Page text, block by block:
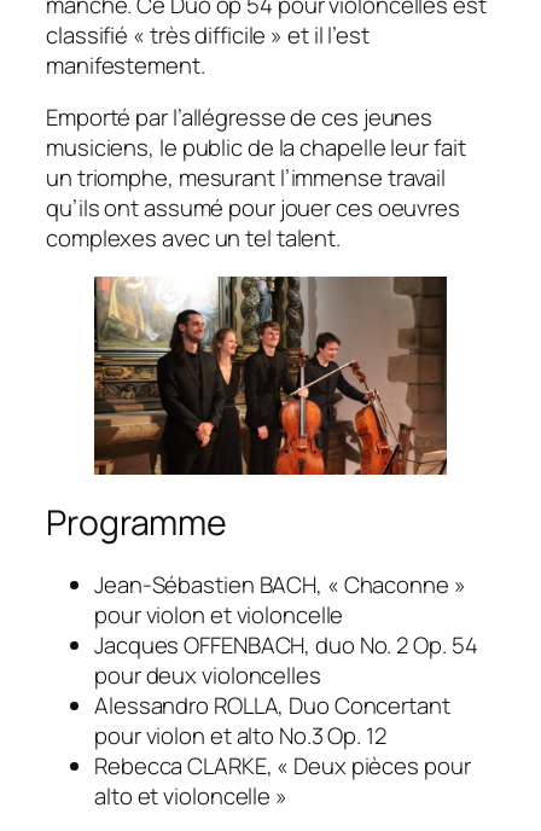
classifié « très difficile » et il l’est
manifestement.
Emporté par l’allégresse de ces jeunes
musiciens, le public de la chapelle leur fait
un triomphe, mesurant l’immense travail
qu’ils ont assumé pour jouer ces oeuvres
complexes avec un tel talent.
Programme
Jean-Sébastien BACH, « Chaconne »
pour violon et violoncelle
Jacques OFFENBACH, duo No. 2 Op. 54
pour deux violoncelles
Alessandro ROLLA, Duo Concertant
pour violon et alto No.3 Op. 12
Rebecca CLARKE, « Deux pièces pour
alto et violoncelle »